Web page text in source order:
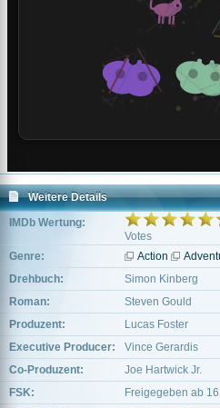
Weitere Details
IMDb Wertung:
Votes
Genre:
Action
Drehbuch:
Simon Kinberg
Roman:
Steven Gould
Produzent:
Lucas Foster
Executive Producer:
Vince Gerardis
Co-Produzent:
Joe Hartwick Jr.
FSK:
Freigegeben ab